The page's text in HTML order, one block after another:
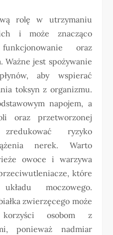
rolę w utrzymaniu
i może znacząco
oraz
Ważne jest spożywanie
aby wspierać
toksyn z organizmu.
napojem, a
oraz przetworzonej
ryzyko
nerek. Warto
owoce i warzywa
które
moczowego.
zwierzęcego może
osobom z
ponieważ nadmiar